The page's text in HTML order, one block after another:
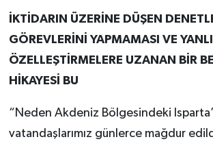
İKTİDARIN ÜZERİNE DÜŞEN
GÖREVLERİNİ YAPMAMASI VE
ÖZELLEŞTİRMELERE UZANAN BİR
HİKAYESİ BU
“Neden Akdeniz Bölgesindeki
vatandaşlarımız günlerce mağdur